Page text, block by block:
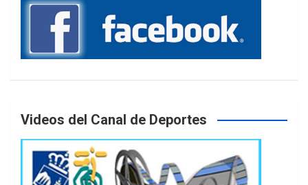
Videos del Canal de Deportes